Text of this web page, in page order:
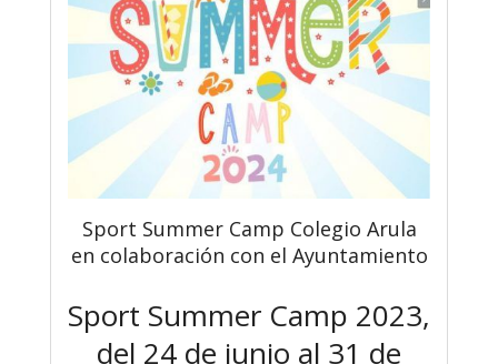
Sport Summer Camp Colegio Arula
en colaboración con el Ayuntamiento
Sport Summer Camp 2023,
del 24 de junio al 31 de